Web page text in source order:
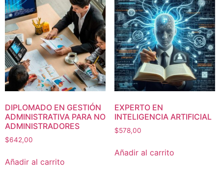
DIPLOMADO EN GESTIÓN
ADMINISTRATIVA PARA NO
ADMINISTRADORES
$642,00
Añadir al carrito
EXPERTO EN
INTELIGENCIA ARTIFICIAL
$578,00
Añadir al carrito